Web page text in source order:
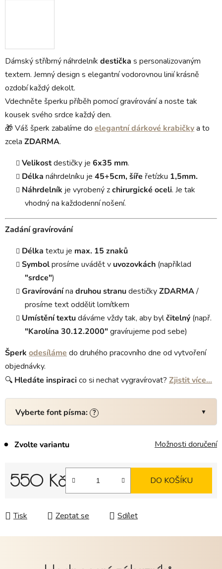
Dámský stříbrný náhrdelník destička s personalizovaným
textem. Jemný design s elegantní vodorovnou linií krásně
ozdobí každý dekolt.
Vdechněte šperku příběh pomocí gravírování a noste tak
kousek svého srdce každý den.
🎁 Váš šperk zabalíme do elegantní dárkové krabičkya to
zcela ZDARMA.
Velikostdestičky je 6x35 mm.
Délka náhrdelníku je 45+5cm, šíře řetízku 1,5mm.
Náhrdelník je vyrobený zchirurgické oceli. Je tak
vhodný na každodenní nošení.
Zadání gravírování
Délka textu je max. 15 znaků
Symbolprosíme uvádět v uvozovkách (například
"srdce")
Gravírovánína druhou stranudestičkyZDARMA/
prosíme text oddělit lomítkem
Umístění textudáváme vždy tak, aby bylčitelný (např.
"Karolína 30.12.2000"gravírujeme pod sebe)
Šperk odesíláme do druhého pracovního dne od vytvoření
objednávky.
🔍 Hledáte inspiracico si nechat vygravírovat? Zjistit více…
Vyberte font písma: ?
Zvolte variantu Možnosti doručení
550 Kč DO KOŠÍKU
Tisk Zeptat se Sdílet